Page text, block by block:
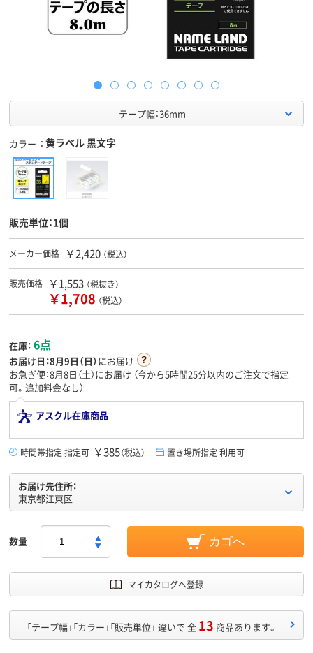
テープ幅：36mm
カラー 黄ラベル 黒文字
販売単位：1個
メーカー価格 ￥2,420 （税込）
販売価格 ￥1,553 （税抜き）
￥1,708 （税込）
在庫： 6点
お届け日：8月9日（日）にお届け
お急ぎ便：8月8日（土）にお届け （今から5時間25分以内のご注文で指定
可。追加料金なし）
アスクル在庫商品
時間帯指定 指定可 ￥385（税込） 置き場所指定 利用可
お届け先住所：
東京都江東区
数量 カゴへ
マイカタログへ登録
「テープ幅」「カラー」「販売単位」 違いで 全 13 商品あります。